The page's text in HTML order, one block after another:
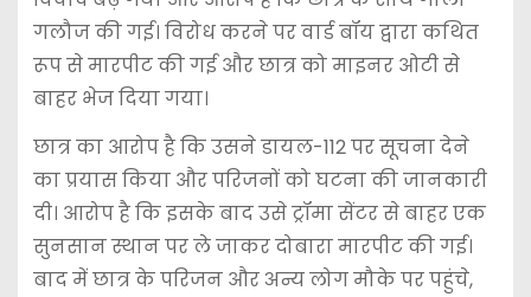
गलौज की गई। विरोध करने पर वार्ड बॉय द्वारा कथित
रूप से मारपीट की गई और छात्र को माइनर ओटी से
बाहर भेज दिया गया।
छात्र का आरोप है कि उसने डायल-112 पर सूचना देने
का प्रयास किया और परिजनों को घटना की जानकारी
दी। आरोप है कि इसके बाद उसे ट्रॉमा सेंटर से बाहर एक
सुनसान स्थान पर ले जाकर दोबारा मारपीट की गई।
बाद में छात्र के परिजन और अन्य लोग मौके पर पहुंचे,